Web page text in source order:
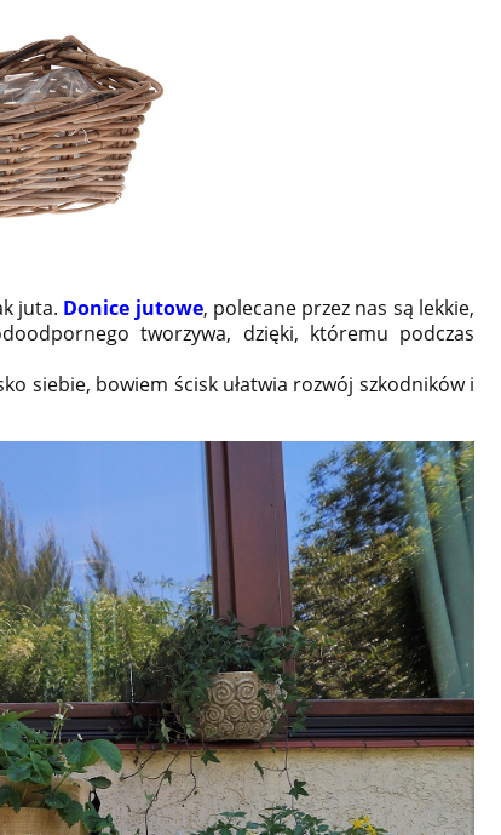
juta. Donice jutowe, polecane przez nas są lekkie,
tworzywa, dzięki, któremu podczas
siebie, bowiem ścisk ułatwia rozwój szkodników i